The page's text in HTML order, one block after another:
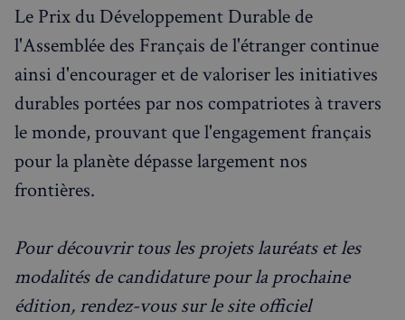
Le Prix du Développement Durable de
l'Assemblée des Français de l'étranger continue
ainsi d'encourager et de valoriser les initiatives
durables portées par nos compatriotes à travers
le monde, prouvant que l'engagement français
pour la planète dépasse largement nos
frontières.
Pour découvrir tous les projets lauréats et les
modalités de candidature pour la prochaine
édition, rendez-vous sur le site officiel
Fonctionnalité
Les cookies strictement nécessaires habilitent des
fonctionnalités de base du site Web telles que la
connexion des utilisateurs et la gestion des comptes.
Le site Web ne peut pas être utilisé correctement
sans les cookies strictement nécessaires.